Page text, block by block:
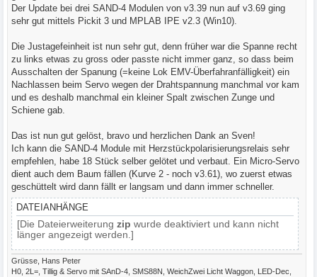
Der Update bei drei SAND-4 Modulen von v3.39 nun auf v3.69 ging
sehr gut mittels Pickit 3 und MPLAB IPE v2.3 (Win10).
Die Justagefeinheit ist nun sehr gut, denn früher war die Spanne recht
zu links etwas zu gross oder passte nicht immer ganz, so dass beim
Ausschalten der Spanung (=keine Lok EMV-Überfahranfälligkeit) ein
Nachlassen beim Servo wegen der Drahtspannung manchmal vor kam
und es deshalb manchmal ein kleiner Spalt zwischen Zunge und
Schiene gab.
Das ist nun gut gelöst, bravo und herzlichen Dank an Sven!
Ich kann die SAND-4 Module mit Herzstückpolarisierungsrelais sehr
empfehlen, habe 18 Stück selber gelötet und verbaut. Ein Micro-Servo
dient auch dem Baum fällen (Kurve 2 - noch v3.61), wo zuerst etwas
geschüttelt wird dann fällt er langsam und dann immer schneller.
DATEIANHÄNGE
[Die Dateierweiterung zip wurde deaktiviert und kann nicht
länger angezeigt werden.]
Grüsse, Hans Peter
H0, 2L=, Tillig & Servo mit SAnD-4, SMS88N, WeichZwei Licht Waggon, LED-Dec,